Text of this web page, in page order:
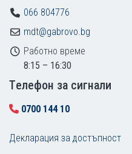
066 804776
mdt@gabrovo.bg
Работно време
8:15 – 16:30
Tелефон за сигнали
0700 144 10
Декларация за достъпност